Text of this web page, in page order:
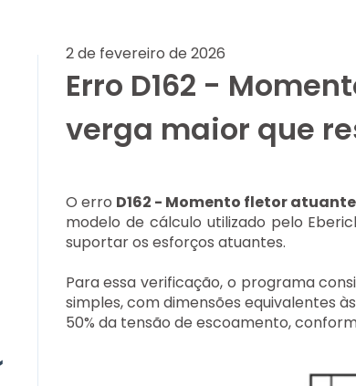
2 de fevereiro de 2026
Erro D162 -
verga maior que
O erro D162 - Momento fletor
modelo de cálculo utilizado pelo
suportar os esforços atuantes.
Para essa verificação, o programa
simples, com dimensões equivalentes
50% da tensão de escoamento,